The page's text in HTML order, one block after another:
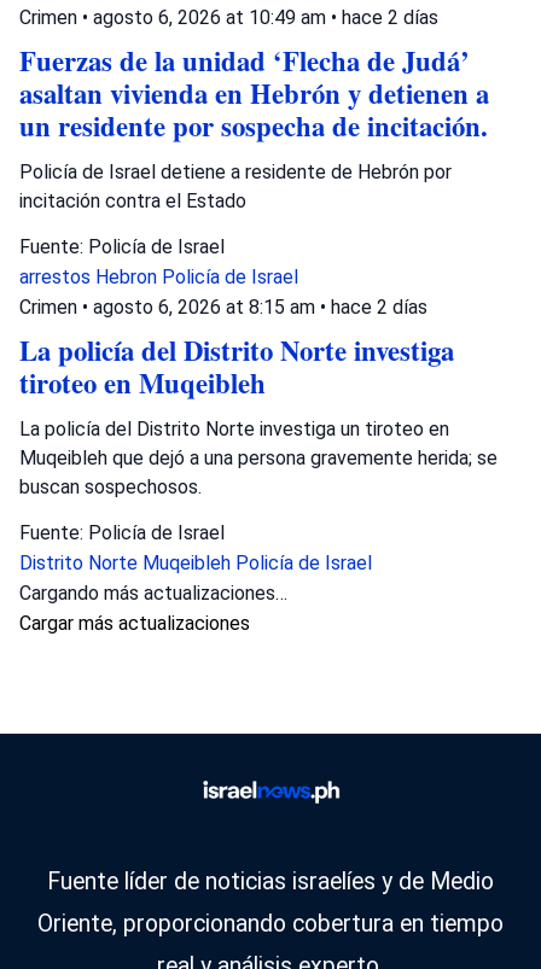
Crimen • agosto 6, 2026 at 10:49 am • hace 2 días
Fuerzas de la unidad ‘Flecha de Judá’
asaltan vivienda en Hebrón y detienen a
un residente por sospecha de incitación.
Policía de Israel detiene a residente de Hebrón por
incitación contra el Estado
Fuente: Policía de Israel
arrestos Hebron Policía de Israel
Crimen • agosto 6, 2026 at 8:15 am • hace 2 días
La policía del Distrito Norte investiga
tiroteo en Muqeibleh
La policía del Distrito Norte investiga un tiroteo en
Muqeibleh que dejó a una persona gravemente herida; se
buscan sospechosos.
Fuente: Policía de Israel
Distrito Norte Muqeibleh Policía de Israel
Cargando más actualizaciones…
Cargar más actualizaciones
Fuente líder de noticias israelíes y de Medio
Oriente, proporcionando cobertura en tiempo